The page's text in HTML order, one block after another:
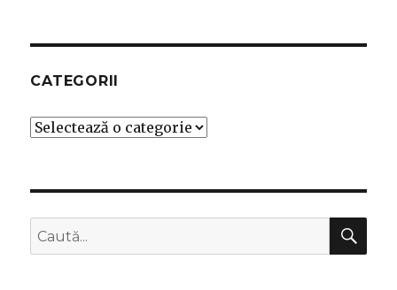
CATEGORII
Categorii
Caută
după: